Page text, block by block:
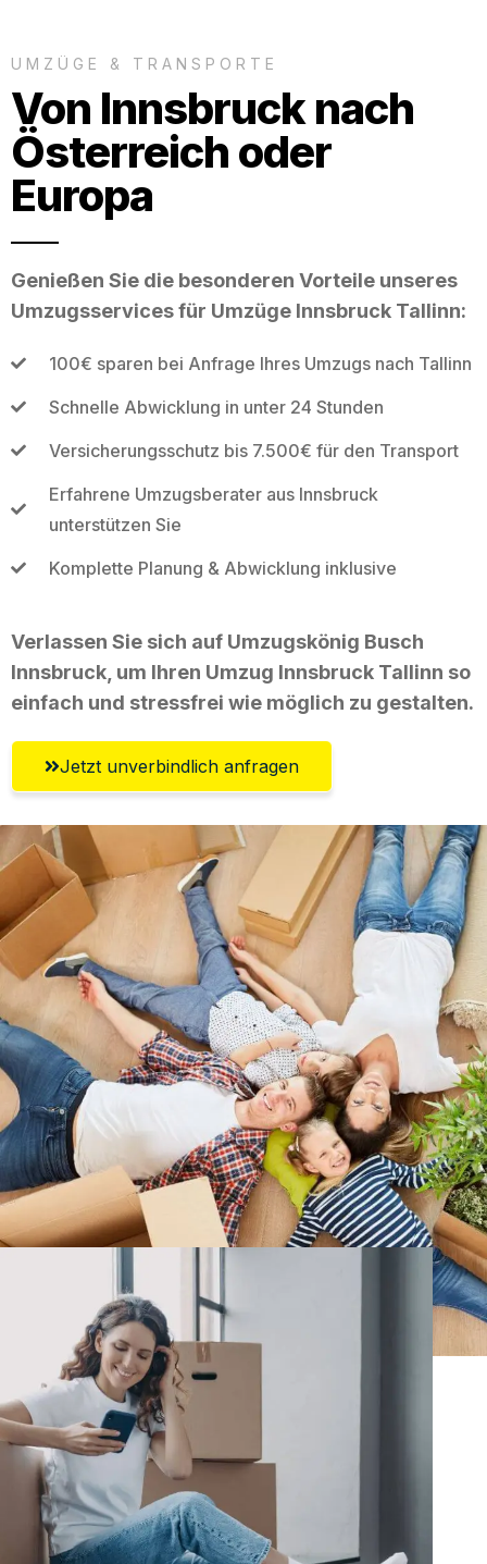
UMZÜGE & TRANSPORTE
Von Innsbruck nach
Österreich oder
Europa
Genießen Sie die besonderen Vorteile unseres
Umzugsservices für Umzüge Innsbruck Tallinn:
100€ sparen bei Anfrage Ihres Umzugs nach Tallinn
Schnelle Abwicklung in unter 24 Stunden
Versicherungsschutz bis 7.500€ für den Transport
Erfahrene Umzugsberater aus Innsbruck
unterstützen Sie
Komplette Planung & Abwicklung inklusive
Verlassen Sie sich auf Umzugskönig Busch
Innsbruck, um Ihren Umzug Innsbruck Tallinn so
einfach und stressfrei wie möglich zu gestalten.
Jetzt unverbindlich anfragen